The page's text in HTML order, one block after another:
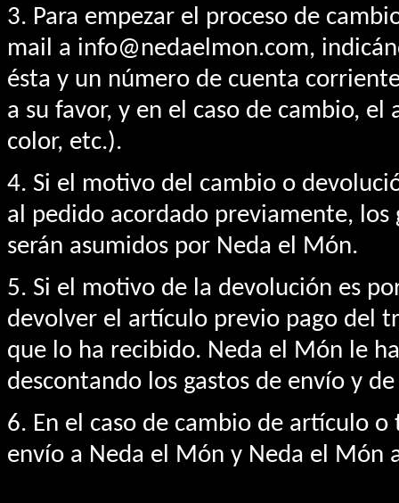
3. Para empezar el proceso de
mail a info@nedaelmon.com,
ésta y un número de cuenta
a su favor, y en el caso de cambio,
color, etc.).
4. Si el motivo del cambio o
al pedido acordado previamente,
serán asumidos por Neda el Món.
5. Si el motivo de la devolución es
devolver el artículo previo pago del
que lo ha recibido. Neda el Món le
descontando los gastos de envío y
6. En el caso de cambio de artículo
envío a Neda el Món y Neda el Món